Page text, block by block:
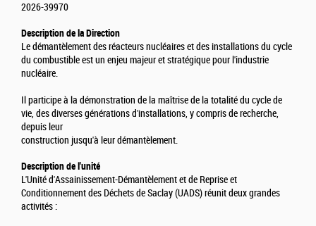
2026-39970
Description de la Direction
Le démantèlement des réacteurs nucléaires et des installations du cycle
du combustible est un enjeu majeur et stratégique pour l'industrie
nucléaire.
Il participe à la démonstration de la maîtrise de la totalité du cycle de
vie, des diverses générations d'installations, y compris de recherche,
depuis leur
construction jusqu'à leur démantèlement.
Description de l'unité
L'Unité d'Assainissement-Démantèlement et de Reprise et
Conditionnement des Déchets de Saclay (UADS) réunit deux grandes
activités :